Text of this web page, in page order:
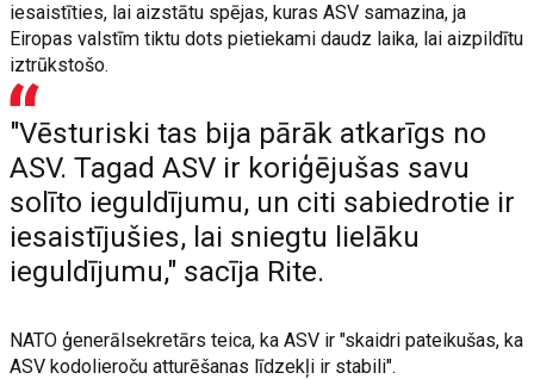
iesaistīties, lai aizstātu spējas, kuras ASV samazina, ja
Eiropas valstīm tiktu dots pietiekami daudz laika, lai aizpildītu
iztrūkstošo.
"Vēsturiski tas bija pārāk atkarīgs no
ASV. Tagad ASV ir koriģējušas savu
solīto ieguldījumu, un citi sabiedrotie ir
iesaistījušies, lai sniegtu lielāku
ieguldījumu," sacīja Rite.
NATO ģenerālsekretārs teica, ka ASV ir "skaidri pateikušas, ka
ASV kodolieroču atturēšanas līdzekļi ir stabili".